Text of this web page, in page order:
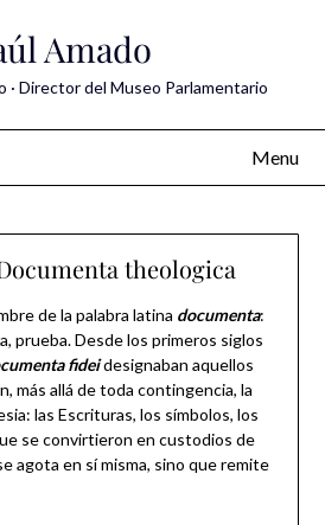
Amado
· Director del Museo Parlamentario
Menu
theologica
de la palabra latina documenta:
prueba. Desde los primeros siglos
fidei designaban aquellos
más allá de toda contingencia, la
las Escrituras, los símbolos, los
se convirtieron en custodios de
agota en sí misma, sino que remite